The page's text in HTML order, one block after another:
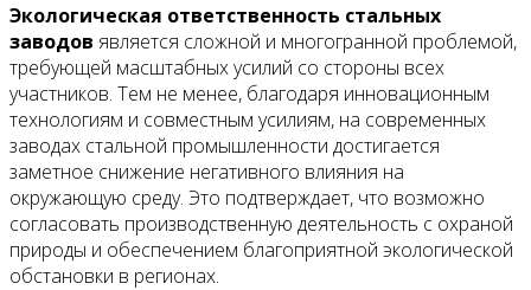
Экологическая ответственность стальных
заводов является сложной и многогранной проблемой,
требующей масштабных усилий со стороны всех
участников. Тем не менее, благодаря инновационным
технологиям и совместным усилиям, на современных
заводах стальной промышленности достигается
заметное снижение негативного влияния на
окружающую среду. Это подтверждает, что возможно
согласовать производственную деятельность с охраной
природы и обеспечением благоприятной экологической
обстановки в регионах.